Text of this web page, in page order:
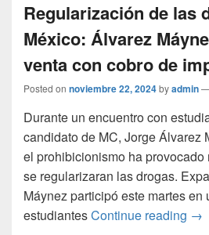
Regularización de las
México: Álvarez
venta con cobro de
Posted on noviembre 22, 2024byadmin
Durante un encuentro con
candidato de MC, Jorge Álvarez
el prohibicionismo ha provocado
se regularizaran las drogas.
Máynez participó este martes en
estudiantesContinue reading →